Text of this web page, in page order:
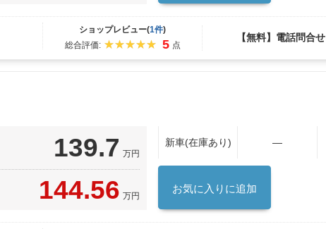
ショップレビュー(1件)
総合評価:
5 点
【無料】電話問合せ
139.7 万円
144.56 万円
新車(在庫あり) ―
お気に入りに追加